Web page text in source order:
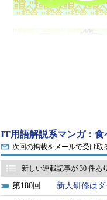
IT用語解説系マンガ：食
次回の掲載をメールで受け取
新しい連載記事が 30 件あ
180 新人研修は